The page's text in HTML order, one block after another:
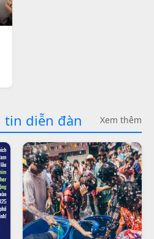
tin diễn đàn Xem thêm